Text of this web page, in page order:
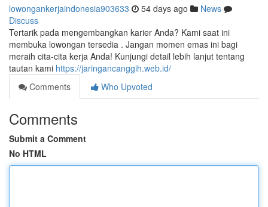
lowongankerjaindonesia903633 54 days ago
News
Discuss
Tertarik pada mengembangkan karier Anda? Kami saat ini
membuka lowongan tersedia . Jangan momen emas ini bagi
meraih cita-cita kerja Anda! Kunjungi detail lebih lanjut tentang
tautan kami https://jaringancanggih.web.id/
Comments
Who Upvoted
Comments
Submit a Comment
No HTML